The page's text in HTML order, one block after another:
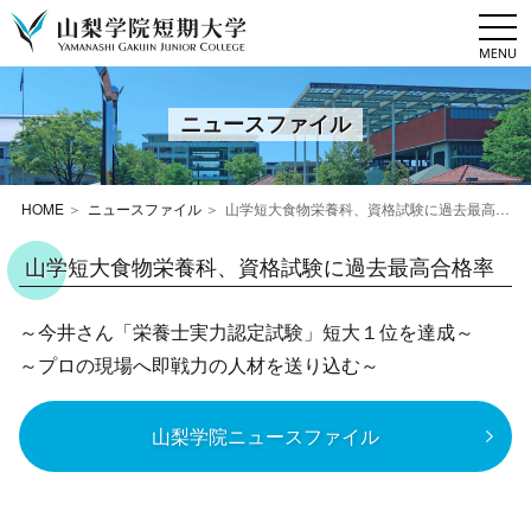
ニュースファイル
HOME ニュースファイル 山学短大食物栄養科、資格試験に過去最高合格率
山学短大食物栄養科、資格試験に過去最高合格率
～今井さん「栄養士実力認定試験」短大１位を達成～
～プロの現場へ即戦力の人材を送り込む～
山梨学院ニュースファイル